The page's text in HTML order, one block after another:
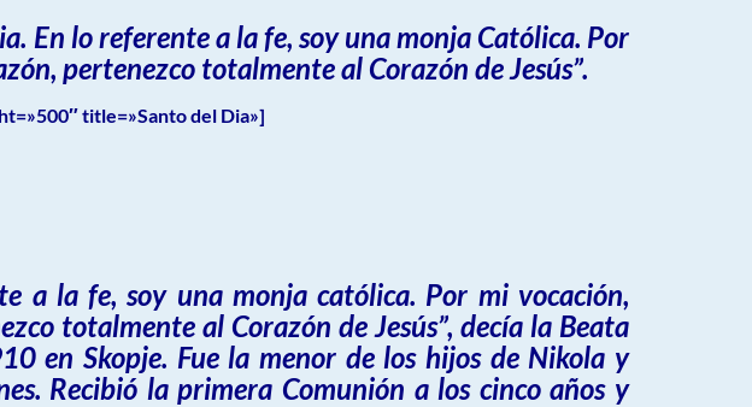
En lo referente a la fe, soy una monja Católica. Por
pertenezco totalmente al Corazón de Jesús”.
title=»Santo del Dia»]
a la fe, soy una monja católica. Por mi vocación,
totalmente al Corazón de Jesús”, decía la Beata
en Skopje. Fue la menor de los hijos de Nikola y
Recibió la primera Comunión a los cinco años y